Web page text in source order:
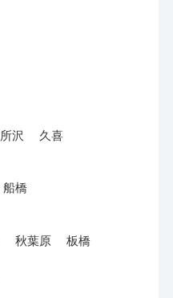
所沢 久喜
船橋
秋葉原 板橋